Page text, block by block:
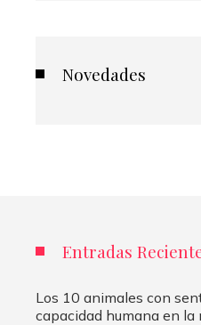
Novedades
Entradas
Los 10 animales con
capacidad humana en la